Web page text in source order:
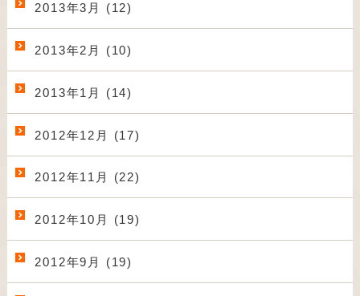
2013年3月 (12)
2013年2月 (10)
2013年1月 (14)
2012年12月 (17)
2012年11月 (22)
2012年10月 (19)
2012年9月 (19)